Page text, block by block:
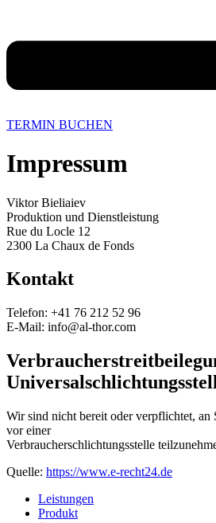
TERMIN BUCHEN
Impressum
Viktor Bieliaiev
Produktion und Dienstleistung
Rue du Locle 12
2300 La Chaux de Fonds
Kontakt
Telefon: +41 76 212 52 96
E-Mail: info@al-thor.com
Wir sind nicht bereit oder verpflichtet, an
vor einer
Verbraucherschlichtungsstelle
Quelle: https://www.e-recht24.de
Leistungen
Produkt